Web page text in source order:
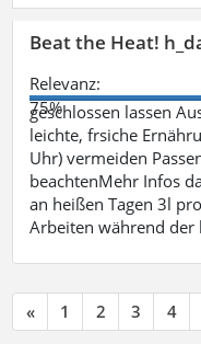
Beat the Heat!
Relevanz:
75%
geschlossen lassen
leichte, frsiche
Uhr) vermeiden
beachtenMehr Infos
an heißen Tagen 3l
Arbeiten während der
« 1 2 3 4